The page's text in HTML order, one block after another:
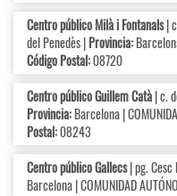
Centro público Milà i Fontanals|
del Penedès |Provincia:
Código Postal:08720
Centro público Guillem Catà| c.
Provincia:Barcelona |
Postal:08243
Centro público Gallecs| pg. Cesc
Barcelona | COMUNIDAD